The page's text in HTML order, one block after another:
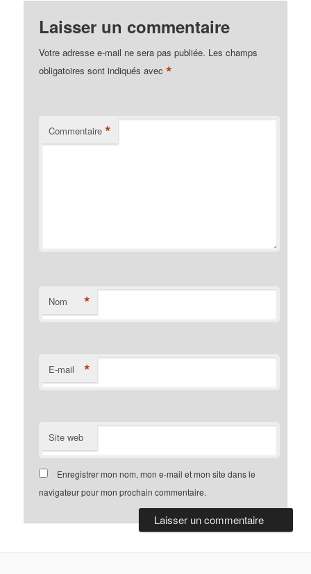
Laisser un commentaire
Votre adresse e-mail ne sera pas publiée. Les champs
obligatoires sont indiqués avec*
Commentaire *
Nom *
E-mail *
Site web
Enregistrer mon nom, mon e-mail et mon site dans le
navigateur pour mon prochain commentaire.